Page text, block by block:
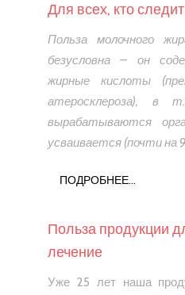
Для всех, кто
Польза молочного
безусловна – он
жирные кислоты
атеросклероза), в
вырабатываются
усваивается (почти на
ПОДРОБНЕЕ...
Польза продукции
лечение
Уже 25 лет наша